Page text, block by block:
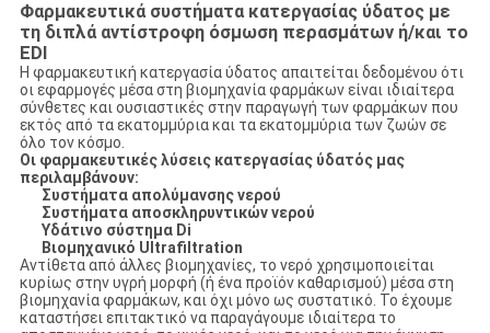
Φαρμακευτικά συστήματα κατεργασίας ύδατος με
τη διπλά αντίστροφη όσμωση περασμάτων ή/και το
EDI
Η φαρμακευτική κατεργασία ύδατος απαιτείται δεδομένου ότι
οι εφαρμογές μέσα στη βιομηχανία φαρμάκων είναι ιδιαίτερα
σύνθετες και ουσιαστικές στην παραγωγή των φαρμάκων που
εκτός από τα εκατομμύρια και τα εκατομμύρια των ζωών σε
όλο τον κόσμο.
Οι φαρμακευτικές λύσεις κατεργασίας ύδατός μας
περιλαμβάνουν:
Συστήματα απολύμανσης νερού
Συστήματα αποσκληρυντικών νερού
Υδάτινο σύστημα Di
Βιομηχανικό Ultrafiltration
Αντίθετα από άλλες βιομηχανίες, το νερό χρησιμοποιείται
κυρίως στην υγρή μορφή (ή ένα προϊόν καθαρισμού) μέσα στη
βιομηχανία φαρμάκων, και όχι μόνο ως συστατικό. Το έχουμε
καταστήσει επιτακτικό να παραγάγουμε ιδιαίτερα το